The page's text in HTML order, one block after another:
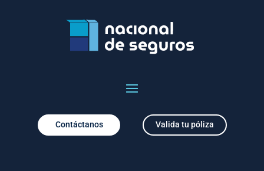
Contáctanos Valida tu póliza